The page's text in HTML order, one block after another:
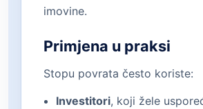
imovine.
Primjena u praksi
Stopu povrata često koriste:
Investitori, koji žele